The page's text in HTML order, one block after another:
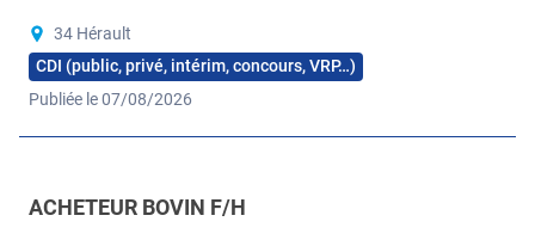
34 Hérault
CDI (public, privé, intérim, concours, VRP…)
Publiée le 07/08/2026
ACHETEUR BOVIN F/H